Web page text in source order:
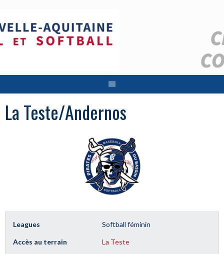
contenu
La Teste/Andernos
Leagues Softball féminin
Accès au terrain La Teste